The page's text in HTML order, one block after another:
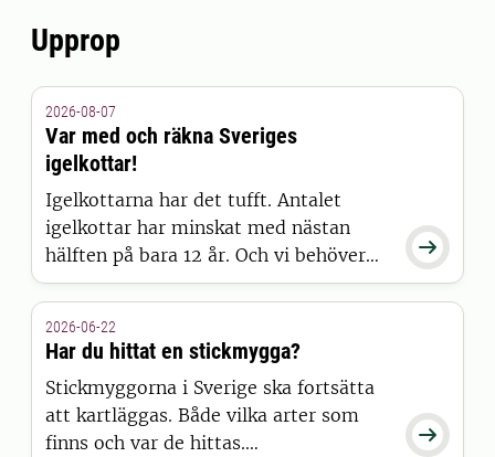
Upprop

2026-08-07
Var med och räkna Sveriges
igelkottar!
Igelkottarna har det tufft. Antalet
igelkottar har minskat med nästan
hälften på bara 12 år. Och vi behöver
veta mer för att kunna hjälpa dem.
takt.

2026-06-22
Har du hittat en stickmygga?
Stickmyggorna i Sverige ska fortsätta
att kartläggas. Både vilka arter som
finns och var de hittas.